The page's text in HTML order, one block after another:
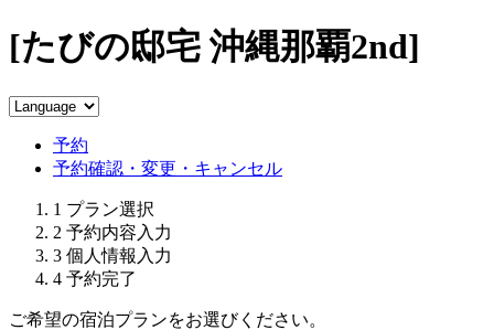
[たびの邸宅 沖縄那覇2nd]
予約
予約確認・変更・キャンセル
1 プラン選択
2 予約内容入力
3 個人情報入力
4 予約完了
ご希望の宿泊プランをお選びください。